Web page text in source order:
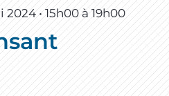
• 15h00 à 19h00